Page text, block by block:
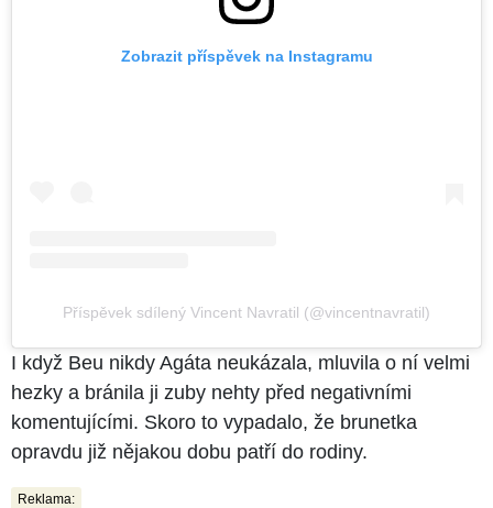
Zobrazit příspěvek na Instagramu
Příspěvek sdílený Vincent Navratil (@vincentnavratil)
I když Beu nikdy Agáta neukázala, mluvila o ní velmi
hezky a bránila ji zuby nehty před negativními
komentujícími. Skoro to vypadalo, že brunetka
opravdu již nějakou dobu patří do rodiny.
Reklama: